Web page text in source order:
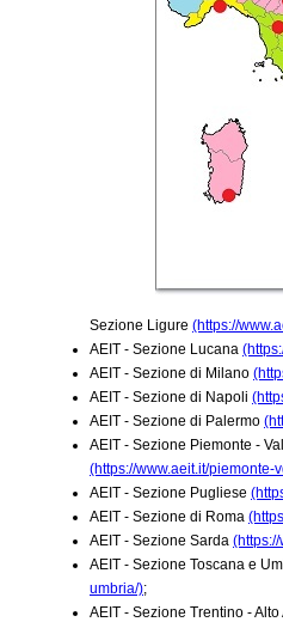
Sezione Ligure (https://
AEIT - Sezione Lucana
AEIT - Sezione di Milano
AEIT - Sezione di Napoli
AEIT - Sezione di Palermo
AEIT - Sezione Piemonte -
(https://www.aeit.it/piemonte-
AEIT - Sezione Pugliese
AEIT - Sezione di Roma
AEIT - Sezione Sarda
AEIT - Sezione Toscana e
umbria/);
AEIT - Sezione Trentino - Alto